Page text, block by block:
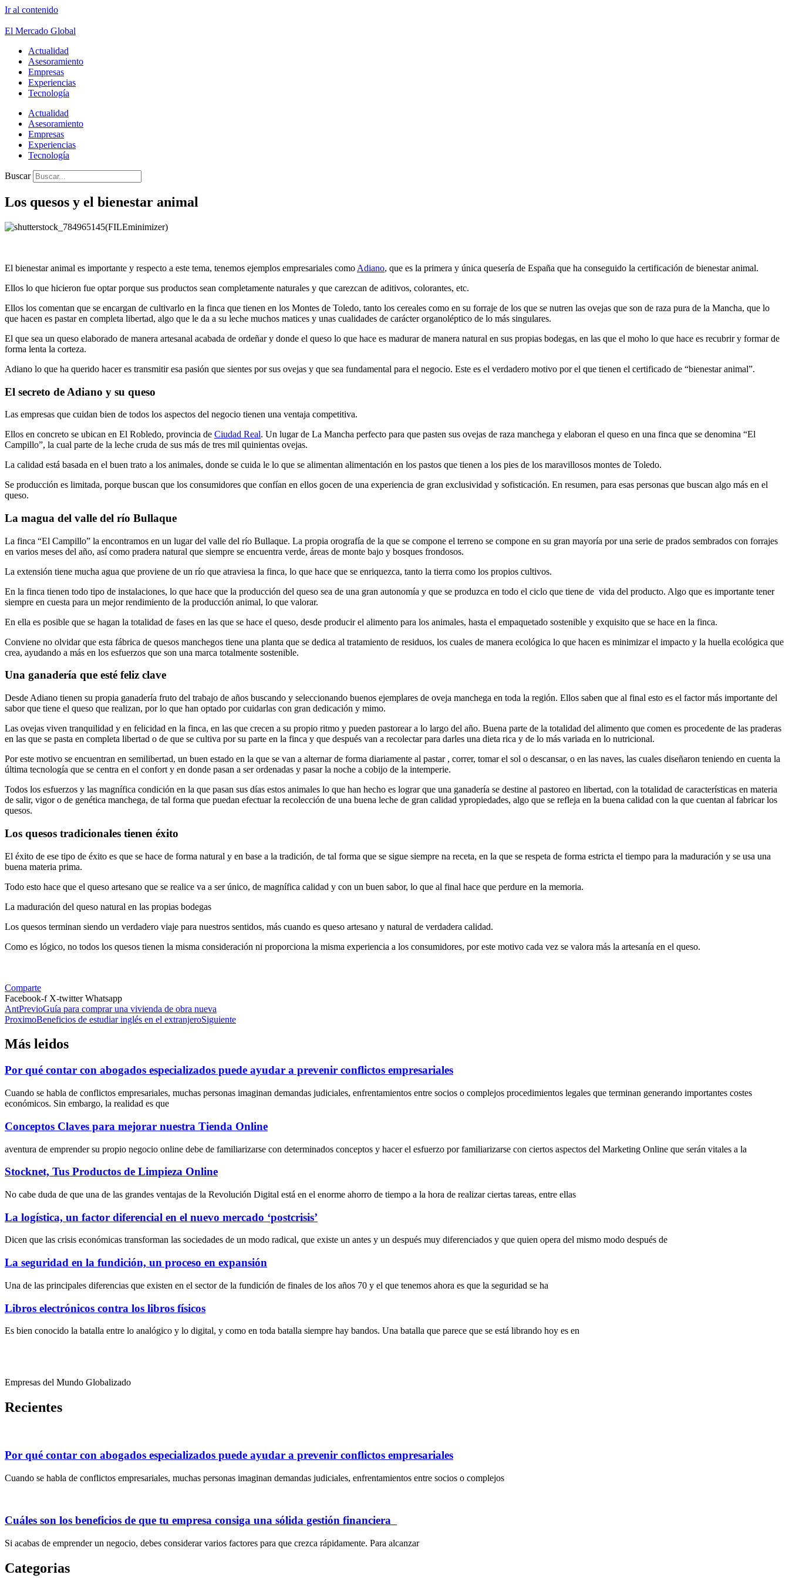
Ir al contenido
El Mercado Global
Actualidad
Asesoramiento
Empresas
Experiencias
Tecnología
Actualidad
Asesoramiento
Empresas
Experiencias
Tecnología
Buscar
Los quesos y el bienestar animal
El bienestar animal es importante y respecto a este tema, tenemos ejemplos empresariales como Adiano, que es la primera y única quesería de España que ha conseguido la certificación de bienestar animal.
Ellos lo que hicieron fue optar porque sus productos sean completamente naturales y que carezcan de aditivos, colorantes, etc.
Ellos los comentan que se encargan de cultivarlo en la finca que tienen en los Montes de Toledo, tanto los cereales como en su forraje de los que se nutren las ovejas que son de raza pura de la Mancha, que lo
que hacen es pastar en completa libertad, algo que le da a su leche muchos matices y unas cualidades de carácter organoléptico de lo más singulares.
El que sea un queso elaborado de manera artesanal acabada de ordeñar y donde el queso lo que hace es madurar de manera natural en sus propias bodegas, en las que el moho lo que hace es recubrir y formar de
forma lenta la corteza.
Adiano lo que ha querido hacer es transmitir esa pasión que sientes por sus ovejas y que sea fundamental para el negocio. Este es el verdadero motivo por el que tienen el certificado de “bienestar animal”.
El secreto de Adiano y su queso
Las empresas que cuidan bien de todos los aspectos del negocio tienen una ventaja competitiva.
Ellos en concreto se ubican en El Robledo, provincia de Ciudad Real. Un lugar de La Mancha perfecto para que pasten sus ovejas de raza manchega y elaboran el queso en una finca que se denomina “El
Campillo”, la cual parte de la leche cruda de sus más de tres mil quinientas ovejas.
La calidad está basada en el buen trato a los animales, donde se cuida le lo que se alimentan alimentación en los pastos que tienen a los pies de los maravillosos montes de Toledo.
Se producción es limitada, porque buscan que los consumidores que confían en ellos gocen de una experiencia de gran exclusividad y sofisticación. En resumen, para esas personas que buscan algo más en el
queso.
La magua del valle del río Bullaque
La finca “El Campillo” la encontramos en un lugar del valle del río Bullaque. La propia orografía de la que se compone el terreno se compone en su gran mayoría por una serie de prados sembrados con forrajes
en varios meses del año, así como pradera natural que siempre se encuentra verde, áreas de monte bajo y bosques frondosos.
La extensión tiene mucha agua que proviene de un río que atraviesa la finca, lo que hace que se enriquezca, tanto la tierra como los propios cultivos.
En la finca tienen todo tipo de instalaciones, lo que hace que la producción del queso sea de una gran autonomía y que se produzca en todo el ciclo que tiene de vida del producto. Algo que es importante tener
siempre en cuesta para un mejor rendimiento de la producción animal, lo que valorar.
En ella es posible que se hagan la totalidad de fases en las que se hace el queso, desde producir el alimento para los animales, hasta el empaquetado sostenible y exquisito que se hace en la finca.
Conviene no olvidar que esta fábrica de quesos manchegos tiene una planta que se dedica al tratamiento de residuos, los cuales de manera ecológica lo que hacen es minimizar el impacto y la huella ecológica que
crea, ayudando a más en los esfuerzos que son una marca totalmente sostenible.
Una ganadería que esté feliz clave
Desde Adiano tienen su propia ganadería fruto del trabajo de años buscando y seleccionando buenos ejemplares de oveja manchega en toda la región. Ellos saben que al final esto es el factor más importante del
sabor que tiene el queso que realizan, por lo que han optado por cuidarlas con gran dedicación y mimo.
Las ovejas viven tranquilidad y en felicidad en la finca, en las que crecen a su propio ritmo y pueden pastorear a lo largo del año. Buena parte de la totalidad del alimento que comen es procedente de las praderas
en las que se pasta en completa libertad o de que se cultiva por su parte en la finca y que después van a recolectar para darles una dieta rica y de lo más variada en lo nutricional.
Por este motivo se encuentran en semilibertad, un buen estado en la que se van a alternar de forma diariamente al pastar , correr, tomar el sol o descansar, o en las naves, las cuales diseñaron teniendo en cuenta la
última tecnología que se centra en el confort y en donde pasan a ser ordenadas y pasar la noche a cobijo de la intemperie.
Todos los esfuerzos y las magnífica condición en la que pasan sus días estos animales lo que han hecho es lograr que una ganadería se destine al pastoreo en libertad, con la totalidad de características en materia
de salir, vigor o de genética manchega, de tal forma que puedan efectuar la recolección de una buena leche de gran calidad ypropiedades, algo que se refleja en la buena calidad con la que cuentan al fabricar los
quesos.
Los quesos tradicionales tienen éxito
El éxito de ese tipo de éxito es que se hace de forma natural y en base a la tradición, de tal forma que se sigue siempre na receta, en la que se respeta de forma estricta el tiempo para la maduración y se usa una
buena materia prima.
Todo esto hace que el queso artesano que se realice va a ser único, de magnífica calidad y con un buen sabor, lo que al final hace que perdure en la memoria.
La maduración del queso natural en las propias bodegas
Los quesos terminan siendo un verdadero viaje para nuestros sentidos, más cuando es queso artesano y natural de verdadera calidad.
Como es lógico, no todos los quesos tienen la misma consideración ni proporciona la misma experiencia a los consumidores, por este motivo cada vez se valora más la artesanía en el queso.
Comparte
Facebook-f X-twitter Whatsapp
AntPrevioGuía para comprar una vivienda de obra nueva
ProximoBeneficios de estudiar inglés en el extranjeroSiguiente
Más leidos
Por qué contar con abogados especializados puede ayudar a prevenir conflictos empresariales
Cuando se habla de conflictos empresariales, muchas personas imaginan demandas judiciales, enfrentamientos entre socios o complejos procedimientos legales que terminan generando importantes costes
económicos. Sin embargo, la realidad es que
Conceptos Claves para mejorar nuestra Tienda Online
aventura de emprender su propio negocio online debe de familiarizarse con determinados conceptos y hacer el esfuerzo por familiarizarse con ciertos aspectos del Marketing Online que serán vitales a la
Stocknet, Tus Productos de Limpieza Online
No cabe duda de que una de las grandes ventajas de la Revolución Digital está en el enorme ahorro de tiempo a la hora de realizar ciertas tareas, entre ellas
La logística, un factor diferencial en el nuevo mercado ‘postcrisis’
Dicen que las crisis económicas transforman las sociedades de un modo radical, que existe un antes y un después muy diferenciados y que quien opera del mismo modo después de
La seguridad en la fundición, un proceso en expansión
Una de las principales diferencias que existen en el sector de la fundición de finales de los años 70 y el que tenemos ahora es que la seguridad se ha
Libros electrónicos contra los libros físicos
Es bien conocido la batalla entre lo analógico y lo digital, y como en toda batalla siempre hay bandos. Una batalla que parece que se está librando hoy es en
Empresas del Mundo Globalizado
Recientes
Por qué contar con abogados especializados puede ayudar a prevenir conflictos empresariales
Cuando se habla de conflictos empresariales, muchas personas imaginan demandas judiciales, enfrentamientos entre socios o complejos
Cuáles son los beneficios de que tu empresa consiga una sólida gestión financiera
Si acabas de emprender un negocio, debes considerar varios factores para que crezca rápidamente. Para alcanzar
Categorias